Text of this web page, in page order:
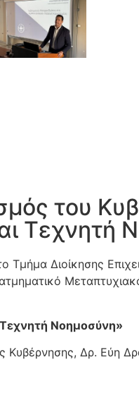
του
Τεχνητή
Διοίκησης
Νοημοσύνη»
Κυβέρνησης, Δρ. Εύη